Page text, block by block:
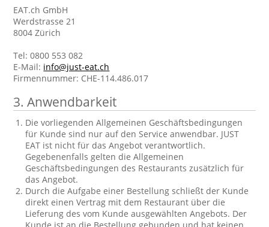
EAT.ch GmbH
Werdstrasse 21
8004 Zürich
Tel: 0800 553 082
E-Mail: info@just-eat.ch
Firmennummer: CHE-114.486.017
3.Anwendbarkeit
Die vorliegenden Allgemeinen Geschäftsbedingungen
für Kunde sind nur auf den Service anwendbar. JUST
EAT ist nicht für das Angebot verantwortlich.
Gegebenenfalls gelten die Allgemeinen
Geschäftsbedingungen des Restaurants zusätzlich für
das Angebot.
Durch die Aufgabe einer Bestellung schließt der Kunde
direkt einen Vertrag mit dem Restaurant über die
Lieferung des vom Kunde ausgewählten Angebots. Der